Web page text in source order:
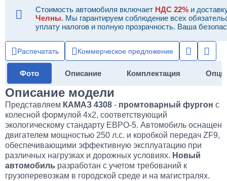
Стоимость автомобиля включает НДС 22% и
Челны. Мы гарантируем соблюдение всех
уплату налогов и полную прозрачность. Ваша
Распечатать Коммерческое предложение
Фото Описание Комплектация
Описание модели
Представляем КАМАЗ 4308 - промтоварный фургон с
колесной формулой 4х2, соответствующий
экологическому стандарту ЕВРО-5. Автомобиль оснащен
двигателем мощностью 250 л.с. и коробкой передач ZF9,
обеспечивающими эффективную эксплуатацию при
различных нагрузках и дорожных условиях. Новый
автомобиль разработан с учетом требований к
грузоперевозкам в городской среде и на магистралях.